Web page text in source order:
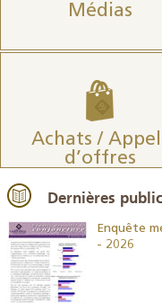
Médias
Achats /
d’offres
Dernières
Enquête
- 2026